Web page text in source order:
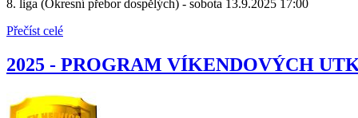
8. liga (Okresní přebor dospělých) - sobota 13.9.2025 17:00
Přečíst celé
2025 - PROGRAM VÍKENDOVÝCH